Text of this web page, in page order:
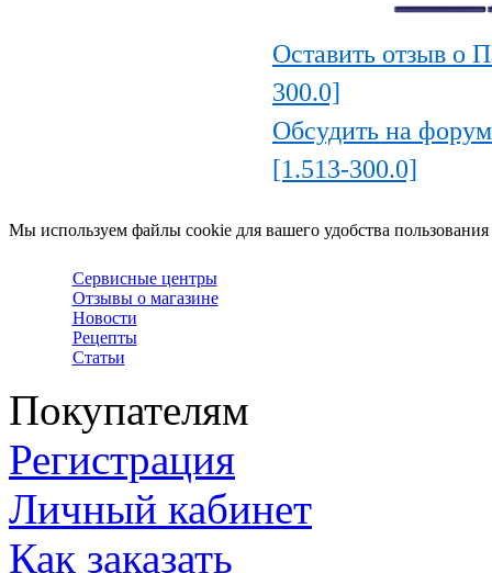
Оставить отзыв о
300.0]
Обсудить на
[1.513-300.0]
Мы используем файлы cookie для вашего удобства
Сервисные центры
Отзывы о магазине
Новости
Рецепты
Статьи
Покупателям
Регистрация
Личный кабинет
Как заказать